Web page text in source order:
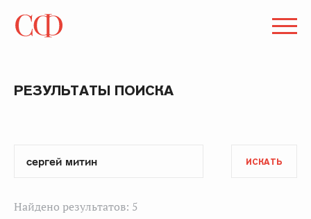
РЕЗУЛЬТАТЫ ПОИСКА
ИСКАТЬ
Найдено результатов: 5